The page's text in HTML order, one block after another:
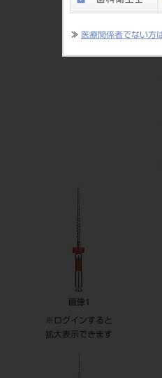
≫ 医療関係者でない方
画像1
※ログインすると
拡大表示できます